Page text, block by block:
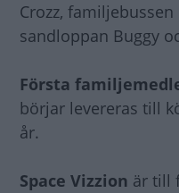
Crozz, familjebussen
sandloppan Buggy
Första
börjar levereras till
år.
Space Vizzion är till